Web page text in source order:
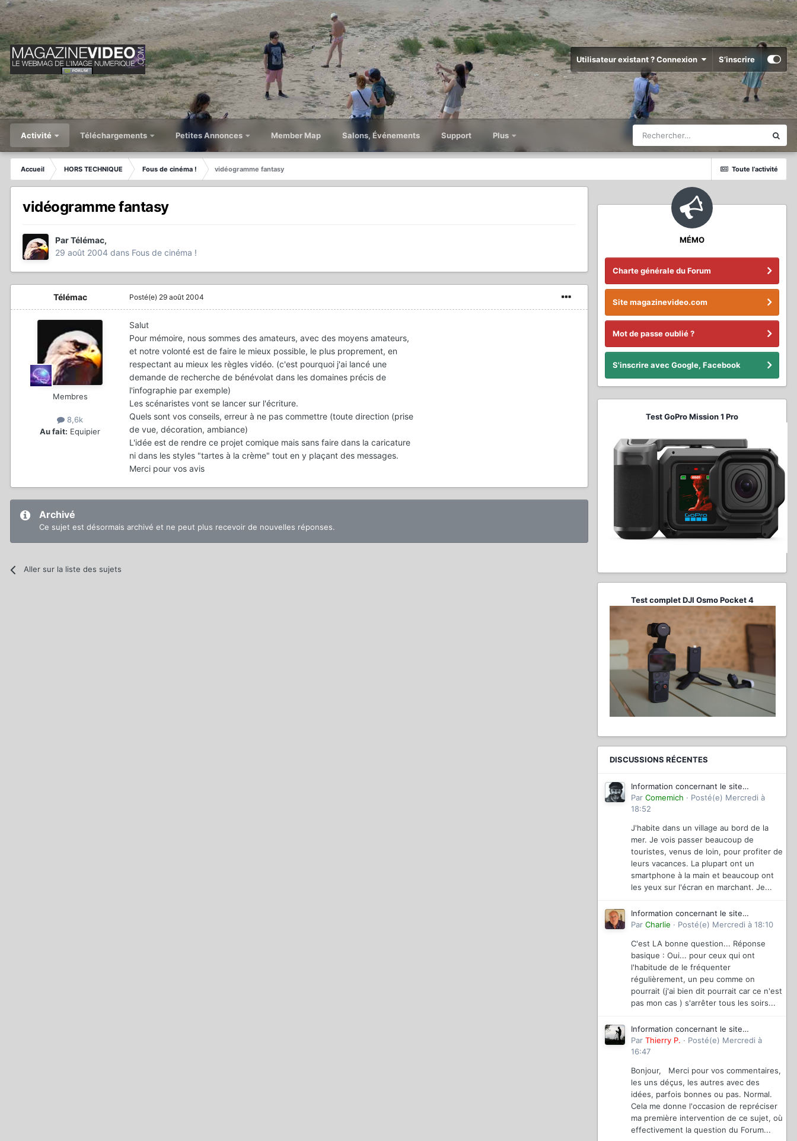
Utilisateur existant ? Connexion S’inscrire
Activité Téléchargements Petites Annonces Member Map Salons, Événements Support Plus
Toute l’activité
Accueil HORS TECHNIQUE Fous de cinéma ! vidéogramme fantasy
vidéogramme fantasy
ParTélémac,
29 août 2004 dans Fous de cinéma !
Télémac
Membres
8,6k
Au fait: Equipier
Posté(e) 29 août 2004
Salut
Pour mémoire, nous sommes des amateurs, avec des moyens amateurs,
et notre volonté est de faire le mieux possible, le plus proprement, en
respectant au mieux les règles vidéo. (c'est pourquoi j'ai lancé une
demande de recherche de bénévolat dans les domaines précis de
l'infographie par exemple)
Les scénaristes vont se lancer sur l'écriture.
Quels sont vos conseils, erreur à ne pas commettre (toute direction (prise
de vue, décoration, ambiance)
L'idée est de rendre ce projet comique mais sans faire dans la caricature
ni dans les styles "tartes à la crème" tout en y plaçant des messages.
Merci pour vos avis
Archivé
Ce sujet est désormais archivé et ne peut plus recevoir de nouvelles réponses.
Aller sur la liste des sujets
MÉMO
Charte générale du Forum
Site magazinevideo.com
Mot de passe oublié ?
S'inscrire avec Google, Facebook
Test GoPro Mission 1 Pro
Test complet DJI Osmo Pocket 4
DISCUSSIONS RÉCENTES
Information concernant le site
magazinevideo
Par Comemich · Posté(e) Mercredi à
18:52
J'habite dans un village au bord de la
mer. Je vois passer beaucoup de
touristes, venus de loin, pour profiter de
leurs vacances. La plupart ont un
smartphone à la main et beaucoup ont
les yeux sur l'écran en marchant. Je...
Information concernant le site
magazinevideo
Par Charlie · Posté(e) Mercredi à 18:10
C'est LA bonne question... Réponse
basique : Oui... pour ceux qui ont
l'habitude de le fréquenter
régulièrement, un peu comme on
pourrait (j'ai bien dit pourrait car ce n'est
pas mon cas ) s'arrêter tous les soirs...
Information concernant le site
magazinevideo
Par Thierry P. · Posté(e) Mercredi à
16:47
Bonjour, Merci pour vos commentaires,
les uns déçus, les autres avec des
idées, parfois bonnes ou pas. Normal.
Cela me donne l'occasion de repréciser
ma première intervention de ce sujet, où
effectivement la question du Forum...